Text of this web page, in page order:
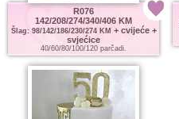
R076
142/208/274/340/406 KM
Šlag: 98/142/186/230/274 KM + cvijeće +
svjećice
40/60/80/100/120 parčadi.